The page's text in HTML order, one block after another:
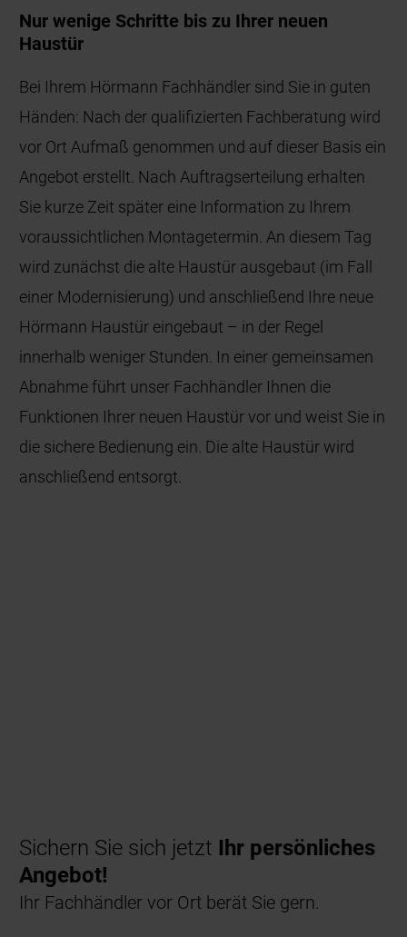
Nur wenige Schritte bis zu Ihrer neuen
Haustür
Bei Ihrem Hörmann Fachhändler sind Sie in guten
Händen: Nach der qualifizierten Fachberatung wird
vor Ort Aufmaß genommen und auf dieser Basis ein
Angebot erstellt. Nach Auftragserteilung erhalten
Sie kurze Zeit später eine Information zu Ihrem
voraussichtlichen Montagetermin. An diesem Tag
wird zunächst die alte Haustür ausgebaut (im Fall
einer Modernisierung) und anschließend Ihre neue
Hörmann Haustür eingebaut – in der Regel
innerhalb weniger Stunden. In einer gemeinsamen
Abnahme führt unser Fachhändler Ihnen die
Funktionen Ihrer neuen Haustür vor und weist Sie in
die sichere Bedienung ein. Die alte Haustür wird
anschließend entsorgt.
Sichern Sie sich jetzt Ihr persönliches
Angebot!
Ihr Fachhändler vor Ort berät Sie gern.